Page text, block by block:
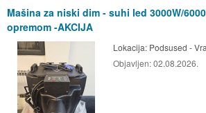
Mašina za niski dim - suhi led 3000W/
opremom -AKCIJA
Lokacija: Podsused -
Objavljen:02.08.2026.